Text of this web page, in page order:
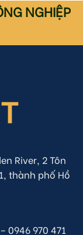
NGHIỆP
River, 2 Tôn
thành phố Hồ
0946 970 471